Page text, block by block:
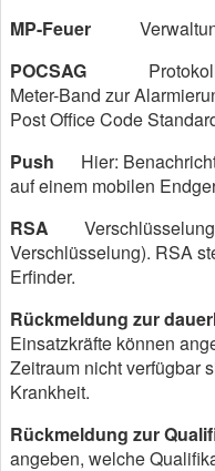
MP-Feuer
POCSAG Protokoll für
Meter-Band zur
Post Office Code
Push Hier:
auf einem mobilen
RSA
Verschlüsselung). RSA
Erfinder.
Rückmeldung zur
Einsatzkräfte können
Zeitraum nicht verfügbar
Krankheit.
Rückmeldung zur
angeben, welche